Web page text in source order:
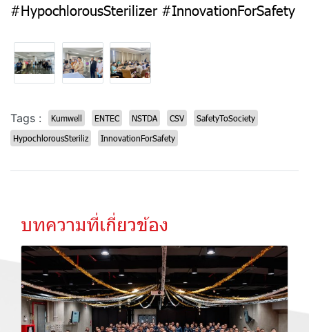
#HypochlorousSterilizer #InnovationForSafety
Tags : Kumwell ENTEC NSTDA CSV
SafetyToSociety
HypochlorousSteriliz
InnovationForSafety
บทความที่เกี่ยวข้อง